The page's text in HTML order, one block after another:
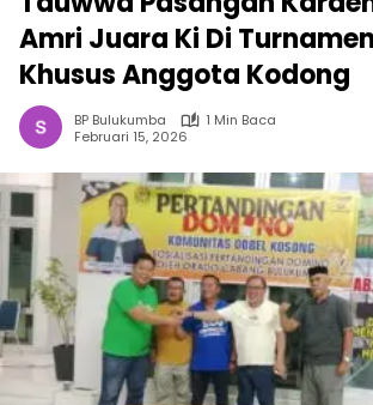
Amri Juara Ki Di
Khusus Anggota Kodong
BP Bulukumba
1 Min Baca
Februari 15, 2026